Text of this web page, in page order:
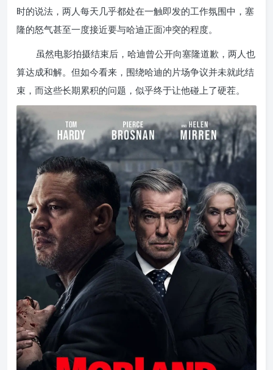
时的说法，两人每天几乎都处在一触即发的工作氛围中，塞
隆的怒气甚至一度接近要与哈迪正面冲突的程度。
虽然电影拍摄结束后，哈迪曾公开向塞隆道歉，两人也
算达成和解。但如今看来，围绕哈迪的片场争议并未就此结
束，而这些长期累积的问题，似乎终于让他碰上了硬茬。